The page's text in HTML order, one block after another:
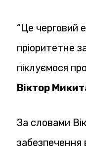
“Це черговий
пріоритетне
піклуємося
Віктор
За словами
забезпечення